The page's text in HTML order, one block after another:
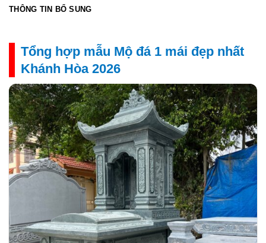
THÔNG TIN BỔ SUNG
Tổng hợp mẫu Mộ đá 1 mái đẹp nhất
Khánh Hòa 2026